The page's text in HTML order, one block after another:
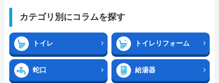
カテゴリ別にコラムを探す
トイレ トイレリフォーム
蛇口 給湯器